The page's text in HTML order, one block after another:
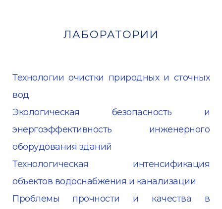
ЛАБОРАТОРИИ
Технологии очистки природных и сточных
вод
Экологическая безопасность и
энергоэффективность инженерного
оборудования зданий
Технологическая интенсификация
объектов водоснабжения и канализации
Проблемы прочности и качества в